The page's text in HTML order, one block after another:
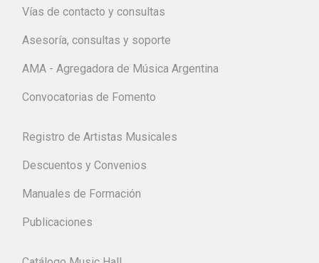
Vías de contacto y consultas
Asesoría, consultas y soporte
AMA - Agregadora de Música Argentina
Convocatorias de Fomento
Registro de Artistas Musicales
Descuentos y Convenios
Manuales de Formación
Publicaciones